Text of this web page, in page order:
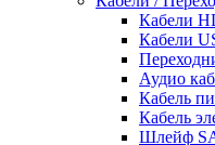
Кабели
Кабели
Аудио
Кабель
Кабель
Шлейф